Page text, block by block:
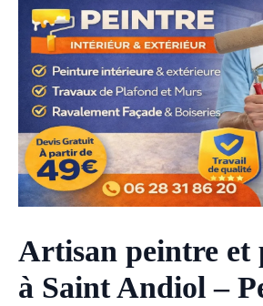
Artisan peintre et
à Saint Andiol –